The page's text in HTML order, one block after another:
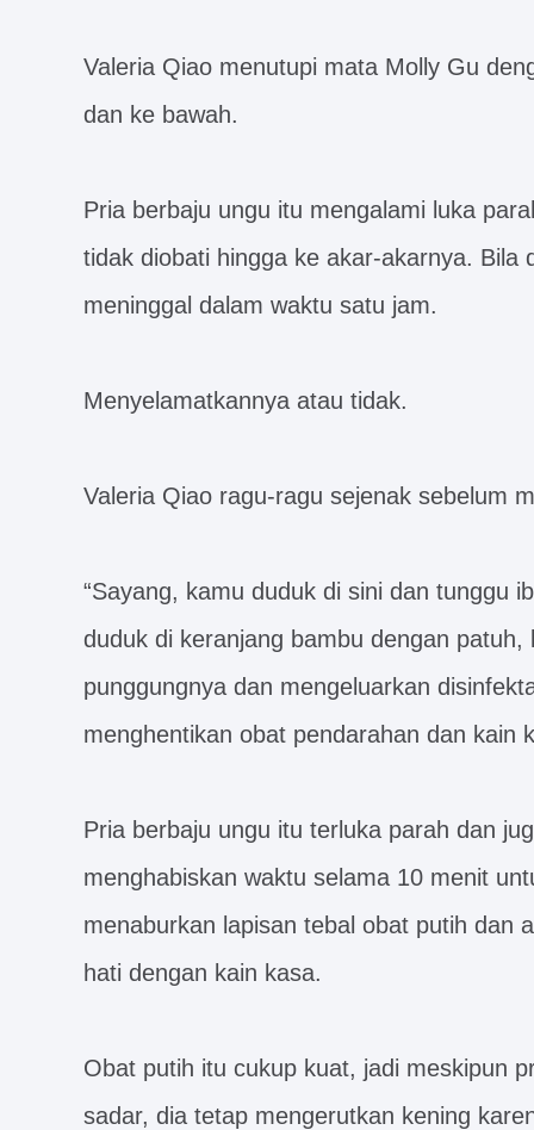
Valeria Qiao menutupi mata Molly Gu
dan ke bawah.
Pria berbaju ungu itu mengalami luka
tidak diobati hingga ke akar-akarnya. Bila
meninggal dalam waktu satu jam.
Menyelamatkannya atau tidak.
Valeria Qiao ragu-ragu sejenak sebelum
“Sayang, kamu duduk di sini dan tunggu
duduk di keranjang bambu dengan patuh,
punggungnya dan mengeluarkan
menghentikan obat pendarahan dan kain
Pria berbaju ungu itu terluka parah dan
menghabiskan waktu selama 10 menit
menaburkan lapisan tebal obat putih dan
hati dengan kain kasa.
Obat putih itu cukup kuat, jadi meskipun
sadar, dia tetap mengerutkan kening